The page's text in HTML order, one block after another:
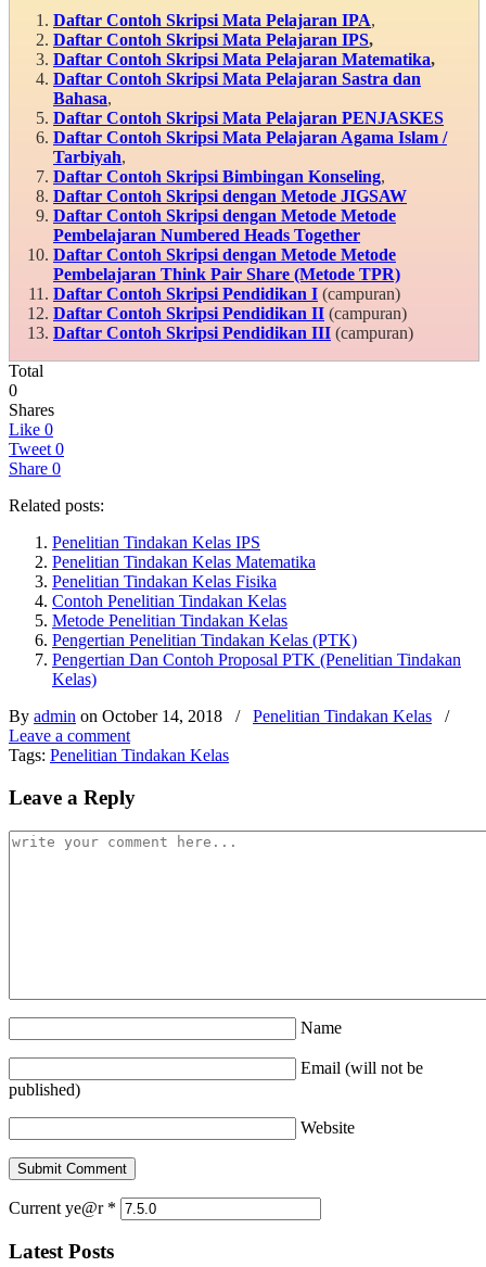
Daftar Contoh Skripsi Mata Pelajaran IPA,
Daftar Contoh Skripsi Mata Pelajaran IPS,
Daftar Contoh Skripsi Mata Pelajaran Matematika,
Daftar Contoh Skripsi Mata Pelajaran Sastra dan
Bahasa,
Daftar Contoh Skripsi Mata Pelajaran PENJASKES
Daftar Contoh Skripsi Mata Pelajaran Agama Islam /
Tarbiyah,
Daftar Contoh Skripsi Bimbingan Konseling,
Daftar Contoh Skripsi dengan Metode JIGSAW
Daftar Contoh Skripsi dengan Metode Metode
Pembelajaran Numbered Heads Together
Daftar Contoh Skripsi dengan Metode Metode
Pembelajaran Think Pair Share (Metode TPR)
Daftar Contoh Skripsi Pendidikan I (campuran)
Daftar Contoh Skripsi Pendidikan II (campuran)
Daftar Contoh Skripsi Pendidikan III (campuran)
Total
0
Shares
Like 0
Tweet 0
Share 0
Related posts:
Penelitian Tindakan Kelas IPS
Penelitian Tindakan Kelas Matematika
Penelitian Tindakan Kelas Fisika
Contoh Penelitian Tindakan Kelas
Metode Penelitian Tindakan Kelas
Pengertian Penelitian Tindakan Kelas (PTK)
Pengertian Dan Contoh Proposal PTK (Penelitian Tindakan
Kelas)
By admin on October 14, 2018 / Penelitian Tindakan Kelas
/
Leave a comment
Tags: Penelitian Tindakan Kelas
Leave a Reply
Name
Email (will not be
published)
Website
Current ye@r *
Latest Posts